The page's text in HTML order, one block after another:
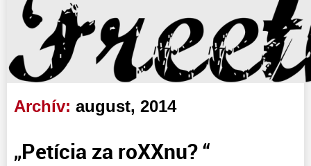
Zoznam blogov
Komerčné blogy
Archív: august, 2014
„Petícia za roXXnu? “